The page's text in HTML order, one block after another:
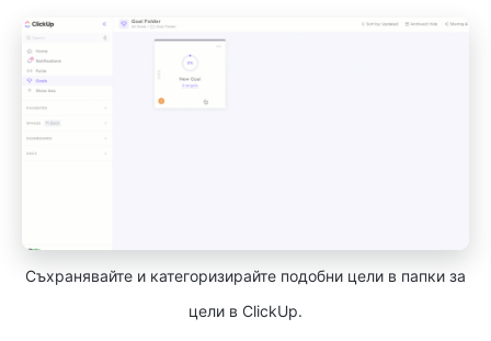
Съхранявайте и категоризирайте подобни цели в папки за
цели в ClickUp.